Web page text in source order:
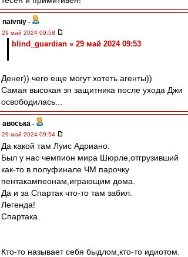
naivniy -
29 май 2024 09:58
blind_guardian » 29 май 2024 09:53
Денег)) чего еще могут хотеть агенты))
Самая высокая зп защитника после ухода Джи
освободилась...
авоська -
29 май 2024 09:54
Да какой там Луис Адриано.
Был у нас чемпион мира Шюрле,отгрузивший
как-то в полуфинале ЧМ парочку
пентакампеонам,играющим дома.
Да и за Спартак что-то там забил.
Легенда!
Спартака.
Кто-то называет себя быдлом,кто-то идиотом.